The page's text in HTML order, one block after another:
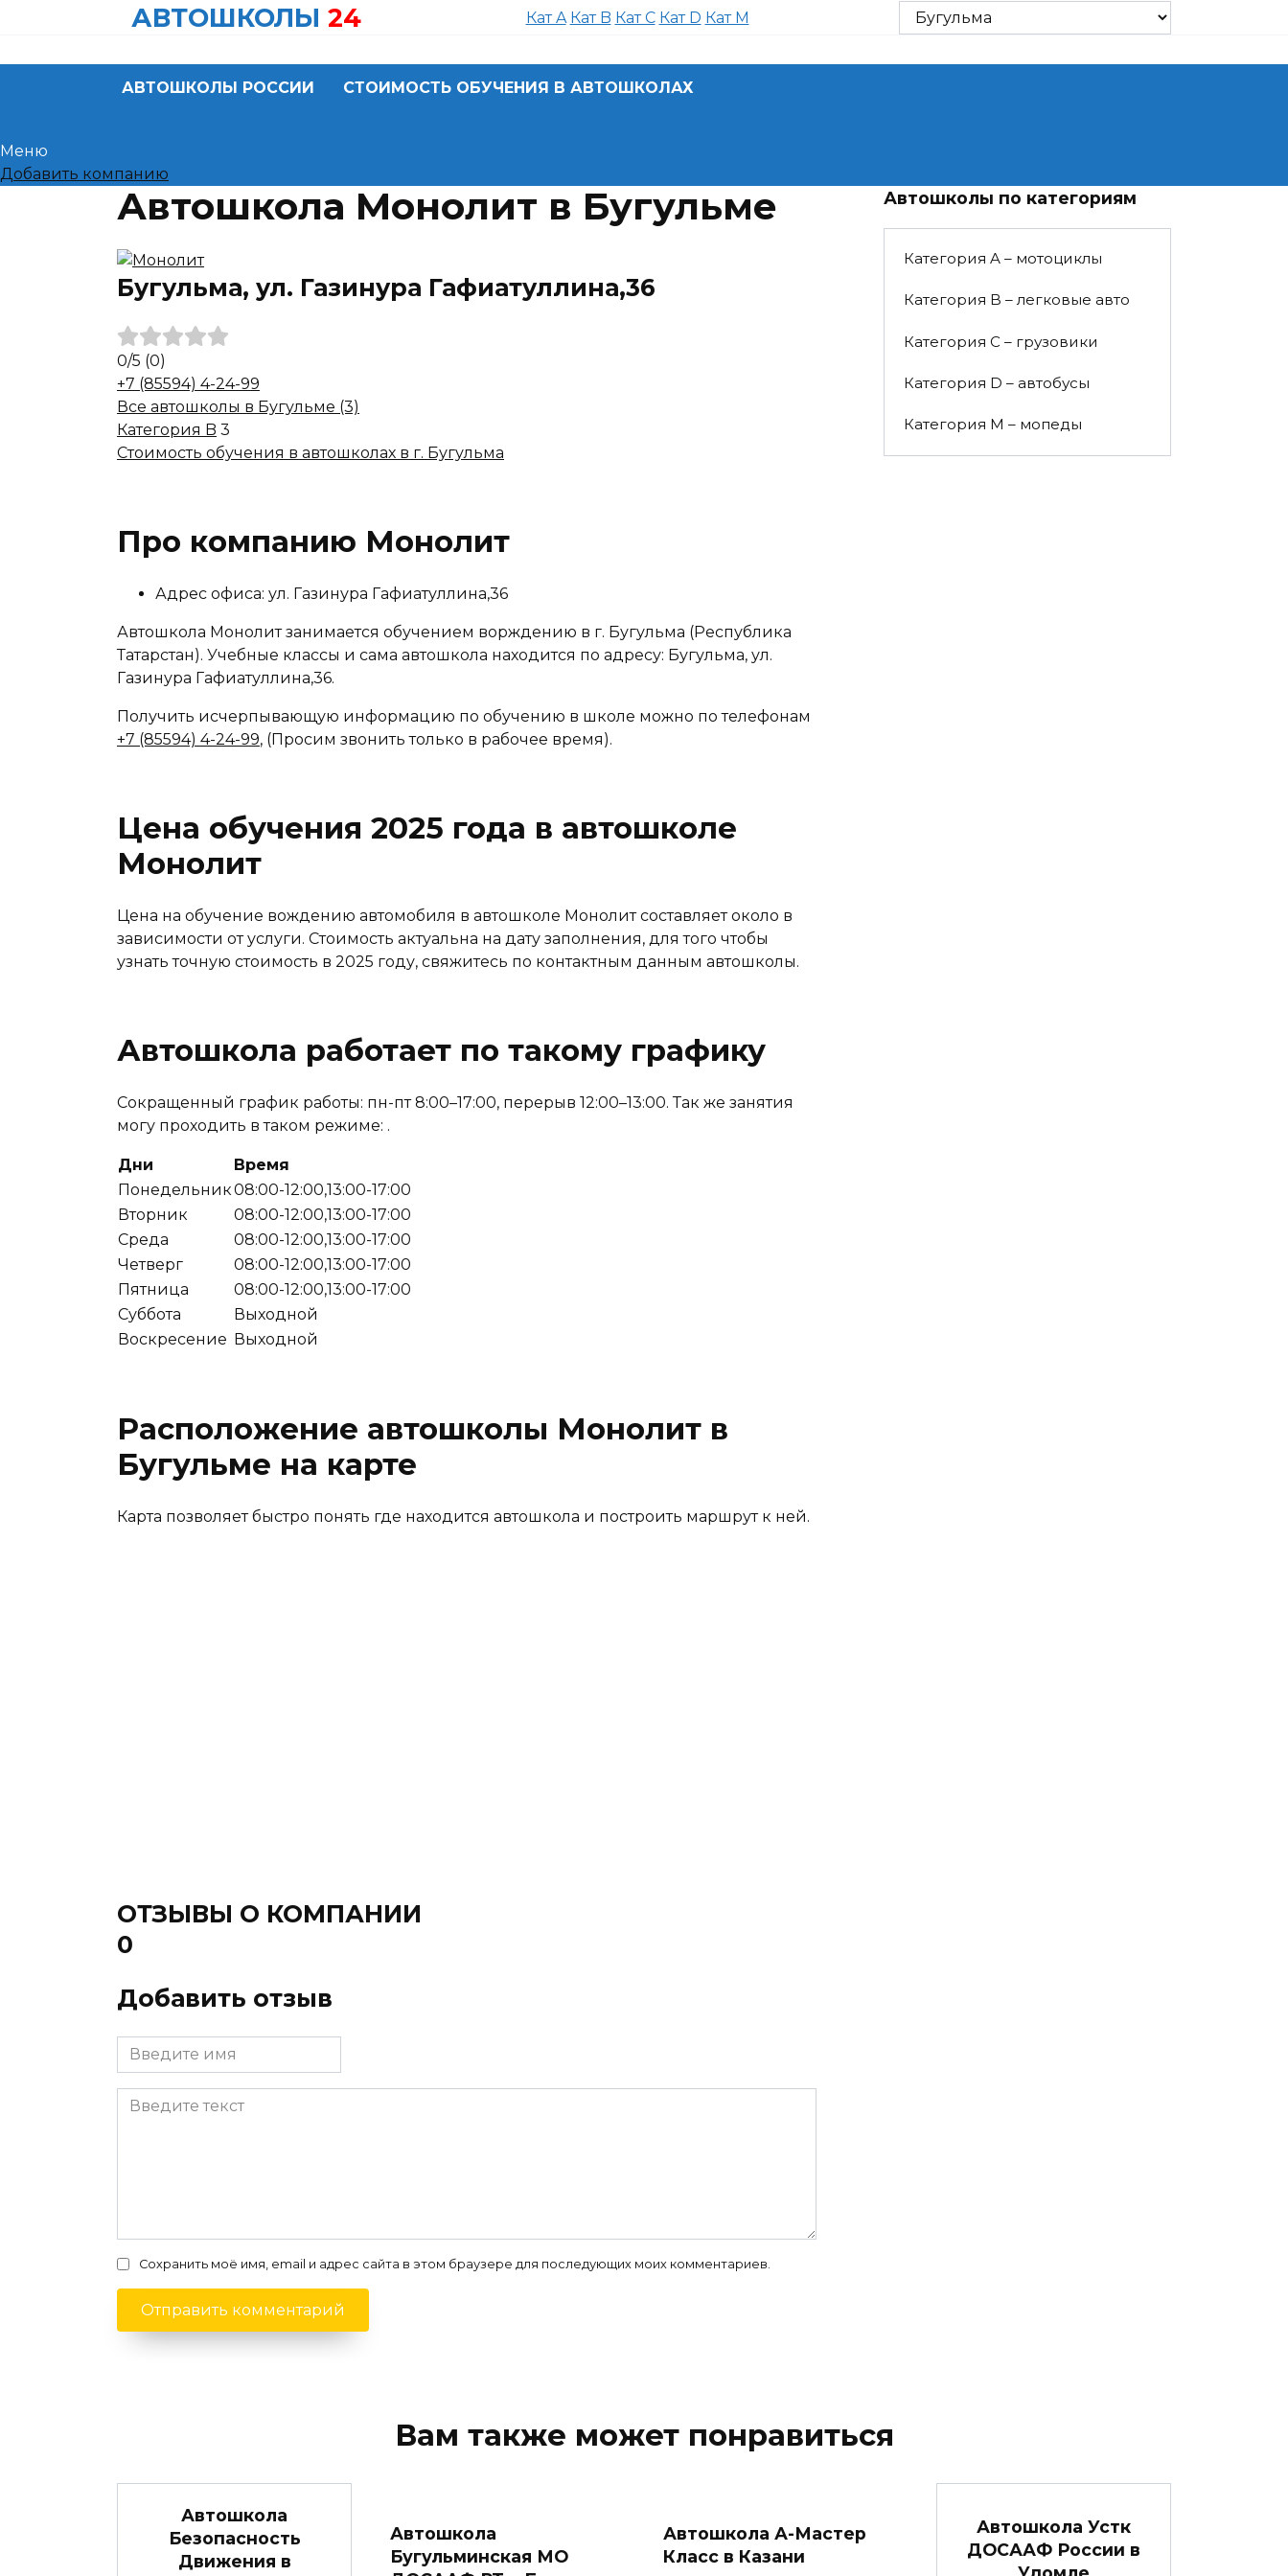
АВТОШКОЛЫ 24 Кат A Кат B Кат C Кат D Кат M
АВТОШКОЛЫ РОССИИ СТОИМОСТЬ ОБУЧЕНИЯ В АВТОШКОЛАХ
Меню
Добавить компанию
Автошкола Монолит в Бугульме
Бугульма, ул. Газинура Гафиатуллина,36
0/5 (0)
+7 (85594) 4-24-99
Все автошколы в Бугульме (3)
Категория B 3
Стоимость обучения в автошколах в г. Бугульма
Про компанию Монолит
Адрес офиса: ул. Газинура Гафиатуллина,36
Автошкола Монолит занимается обучением ворждению в г. Бугульма (Республика
Татарстан). Учебные классы и сама автошкола находится по адресу: Бугульма, ул.
Газинура Гафиатуллина,36.
Получить исчерпывающую информацию по обучению в школе можно по телефонам
+7 (85594) 4-24-99, (Просим звонить только в рабочее время).
Цена обучения 2025 года в автошколе
Монолит
Цена на обучение вождению автомобиля в автошколе Монолит составляет около в
зависимости от услуги. Стоимость актуальна на дату заполнения, для того чтобы
узнать точную стоимость в 2025 году, свяжитесь по контактным данным автошколы.
Автошкола работает по такому графику
Сокращенный график работы: пн-пт 8:00–17:00, перерыв 12:00–13:00. Так же занятия
могу проходить в таком режиме: .
Дни
Время
Понедельник08:00-12:00,13:00-17:00
Вторник
08:00-12:00,13:00-17:00
Среда
08:00-12:00,13:00-17:00
Четверг
08:00-12:00,13:00-17:00
Пятница
08:00-12:00,13:00-17:00
Суббота
Выходной
Воскресение Выходной
Расположение автошколы Монолит в
Бугульме на карте
Карта позволяет быстро понять где находится автошкола и построить маршрут к ней.
ОТЗЫВЫ О КОМПАНИИ
0
Добавить отзыв
Сохранить моё имя, email и адрес сайта в этом браузере для последующих моих комментариев.
Автошколы по категориям
Категория A – мотоциклы
Категория B – легковые авто
Категория C – грузовики
Категория D – автобусы
Категория M – мопеды
Вам также может понравиться
Автошкола
Безопасность
Движения в
Автошкола
Бугульминская МО
Автошкола А-Мастер
Класс в Казани
Автошкола Устк
ДОСААФ России в